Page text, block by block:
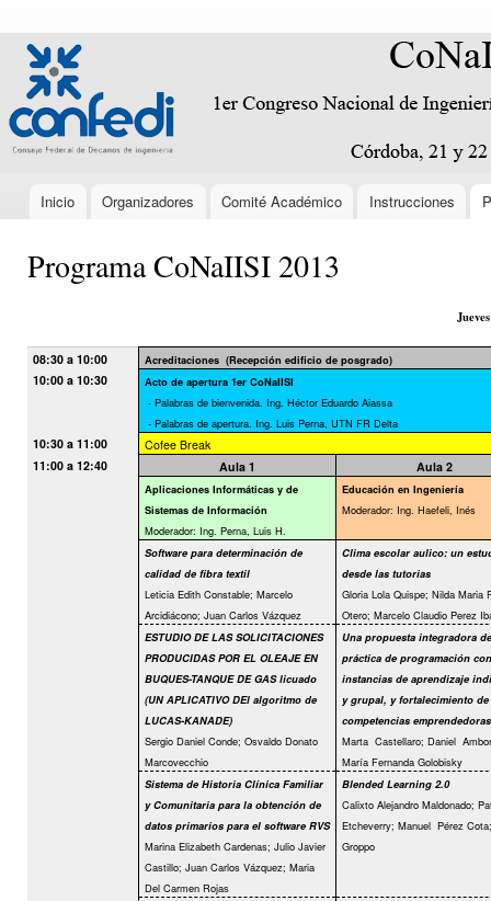
conaiisi.frc.utn.edu.ar
Menú principal
Inicio Organizadores Comité Académico Instrucciones
Programa CoNaIISI 2013
08:30 a 10:00 Acreditaciones (Recepción edificio de posgrado)
10:00 a 10:30 Acto de apertura 1er CoNaIISI
- Palabras de bienvenida. Ing. Héctor Eduardo Aiassa
- Palabras de apertura. Ing. Luis Perna, UTN FR Delta
10:30 a 11:00
Cofee Break
11:00 a 12:40
Aula 1 Aula 2
Aplicaciones Informáticas y de
Sistemas de Información
Moderador: Ing. Perna, Luis H.
Educación en Ingeniería
Moderador: Ing. Haefeli, Inés
Software para determinación de
calidad de fibra textil
Leticia Edith Constable; Marcelo
Arcidiácono; Juan Carlos Vázquez
Clima escolar aulico: un
desde las tutorias
Gloria Lola Quispe; Nilda Maria
Otero; Marcelo Claudio Perez
ESTUDIO DE LAS SOLICITACIONES
PRODUCIDAS POR EL OLEAJE EN
BUQUES-TANQUE DE GAS licuado
(UN APLICATIVO DEl algoritmo de
LUCAS-KANADE)
Sergio Daniel Conde; Osvaldo Donato
Marcovecchio
Una propuesta integradora de
práctica de programación con
instancias de aprendizaje
y grupal, y fortalecimiento de
competencias emprendedoras
Marta Castellaro; Daniel
María Fernanda Golobisky
Sistema de Historia Clínica Familiar
y Comunitaria para la obtención de
datos primarios para el software RVS
Marina Elizabeth Cardenas; Julio Javier
Castillo; Juan Carlos Vázquez; Maria
Del Carmen Rojas
Blended Learning 2.0
Calixto Alejandro Maldonado;
Etcheverry; Manuel Pérez
Groppo